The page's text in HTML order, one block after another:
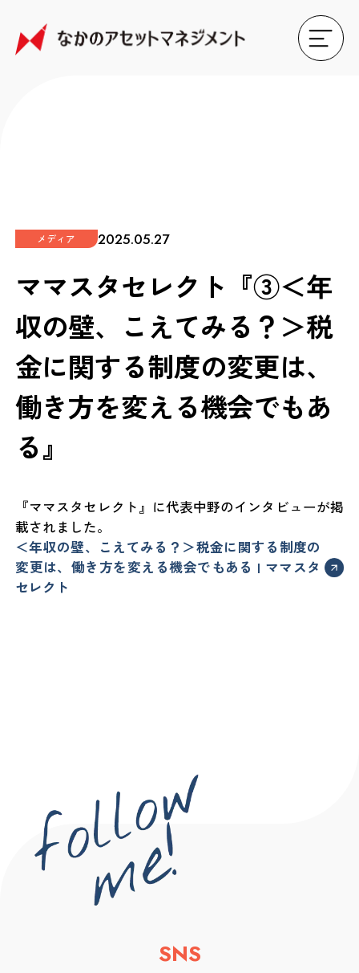
メディア 2025.05.27
ママスタセレクト『③＜年
収の壁、こえてみる？＞税
金に関する制度の変更は、
働き方を変える機会でもあ
る』
『ママスタセレクト』に代表中野のインタビューが掲
載されました。
＜年収の壁、こえてみる？＞税金に関する制度の
変更は、働き方を変える機会でもある | ママスタ
セレクト
SNS